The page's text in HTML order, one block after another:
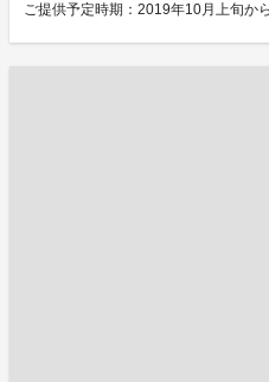
ご提供予定時期：2019年10月上旬か